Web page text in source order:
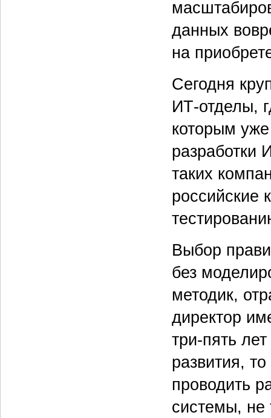
данных
на
Сегодня
ИТ-отделы,
которым
разработки
таких
российские
Выбор
без
методик,
директор
три-пять
развития,
проводить
системы, не